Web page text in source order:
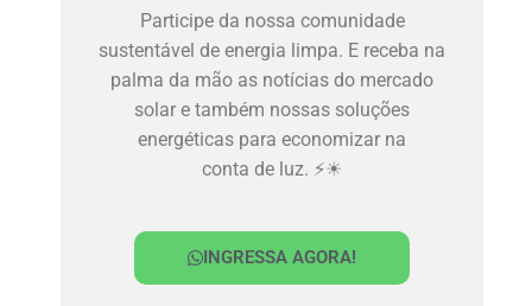
Participe da nossa comunidade
sustentável de energia limpa. E receba na
palma da mão as notícias do mercado
solar e também nossas soluções
energéticas para economizar na
conta de luz. ⚡☀
INGRESSA AGORA!